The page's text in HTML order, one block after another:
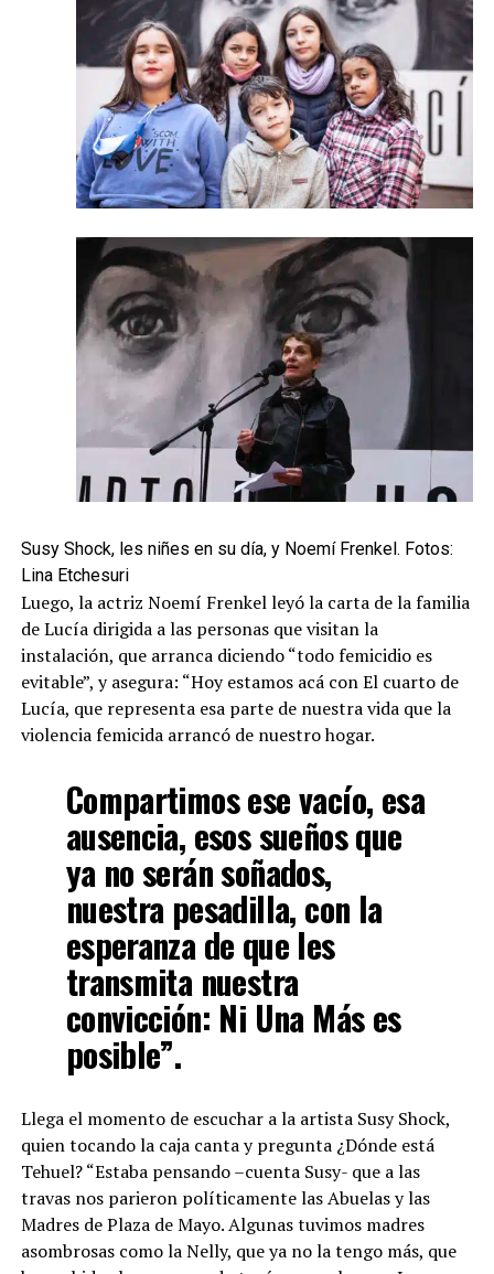
Susy Shock, les niñes en su día, y Noemí Frenkel. Fotos:
Lina Etchesuri
Luego, la actriz Noemí Frenkel leyó la carta de la familia
de Lucía dirigida a las personas que visitan la
instalación, que arranca diciendo “todo femicidio es
evitable”, y asegura: “Hoy estamos acá con El cuarto de
Lucía, que representa esa parte de nuestra vida que la
violencia femicida arrancó de nuestro hogar.
Compartimos ese vacío, esa
ausencia, esos sueños que
ya no serán soñados,
nuestra pesadilla, con la
esperanza de que les
transmita nuestra
convicción: Ni Una Más es
posible”.
Llega el momento de escuchar a la artista Susy Shock,
quien tocando la caja canta y pregunta ¿Dónde está
Tehuel? “Estaba pensando –cuenta Susy- que a las
travas nos parieron políticamente las Abuelas y las
Madres de Plaza de Mayo. Algunas tuvimos madres
asombrosas como la Nelly, que ya no la tengo más, que